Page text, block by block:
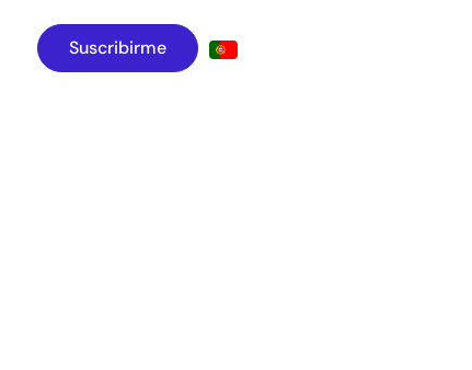
Suscribirme